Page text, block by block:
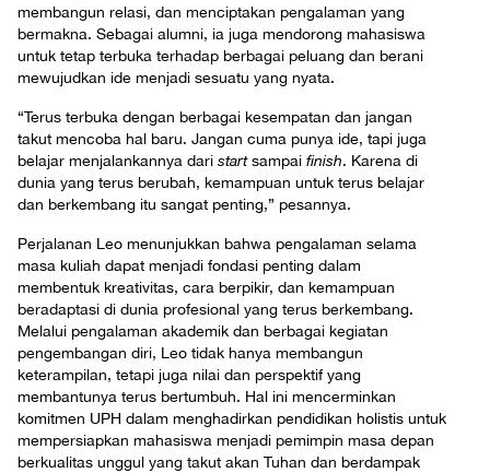
membangun relasi, dan menciptakan pengalaman yang
bermakna. Sebagai alumni, ia juga mendorong mahasiswa
untuk tetap terbuka terhadap berbagai peluang dan berani
mewujudkan ide menjadi sesuatu yang nyata.
“Terus terbuka dengan berbagai kesempatan dan jangan
takut mencoba hal baru. Jangan cuma punya ide, tapi juga
belajar menjalankannya dari startsampai finish. Karena di
dunia yang terus berubah, kemampuan untuk terus belajar
dan berkembang itu sangat penting,” pesannya.
Perjalanan Leo menunjukkan bahwa pengalaman selama
masa kuliah dapat menjadi fondasi penting dalam
membentuk kreativitas, cara berpikir, dan kemampuan
beradaptasi di dunia profesional yang terus berkembang.
Melalui pengalaman akademik dan berbagai kegiatan
pengembangan diri, Leo tidak hanya membangun
keterampilan, tetapi juga nilai dan perspektif yang
membantunya terus bertumbuh. Hal ini mencerminkan
komitmen UPH dalam menghadirkan pendidikan holistis untuk
mempersiapkan mahasiswa menjadi pemimpin masa depan
berkualitas unggul yang takut akan Tuhan dan berdampak